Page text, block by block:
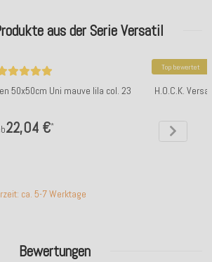
Bewertungen
aus der Serie Versatil
50x50cm Uni mauve lila col. 23
22,04 €*
ca. 5-7 Werktage
Top bewertet
H.O.C.K.